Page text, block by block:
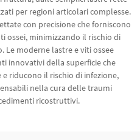
per regioni articolari complesse.
con precisione che forniscono
ossei, minimizzando il rischio di
moderne lastre e viti ossee
innovativi della superficie che
riducono il rischio di infezione,
nella cura delle traumi
ricostruttivi.